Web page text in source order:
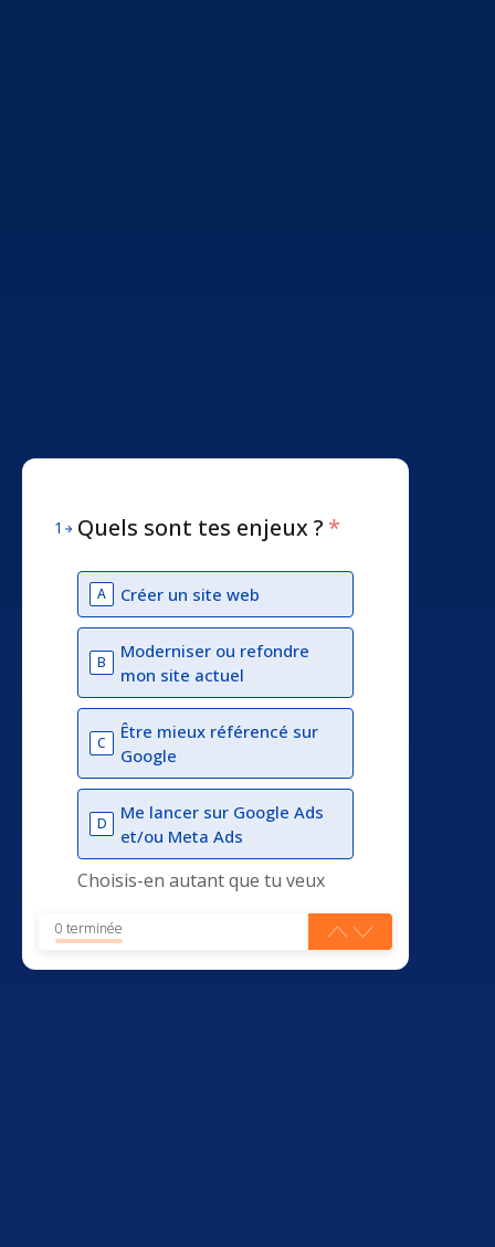
1 Quels sont tes enjeux ? *
A Créer un site web
B
Moderniser ou refondre
mon site actuel
C
Être mieux référencé sur
Google
D
Me lancer sur Google Ads
et/ou Meta Ads
Choisis-en autant que tu veux
0 terminée